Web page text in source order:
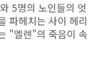
5명의 노인들의 엇
파헤치는 사이 헤리
"엘렌"의 죽음이 속